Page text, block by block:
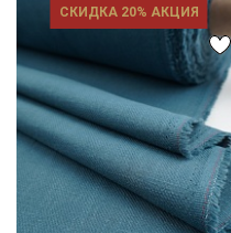
СКИДКА 20% АКЦИЯ